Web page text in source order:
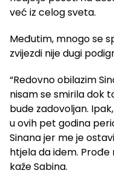
već iz celog sveta.
Međutim, mnogo se
zvijezdi nije dugi
“Redovno obilazim
nisam se smirila dok
bude zadovoljan.
u ovih pet godina
Sinana jer me je
htjela da idem.
kaže Sabina.